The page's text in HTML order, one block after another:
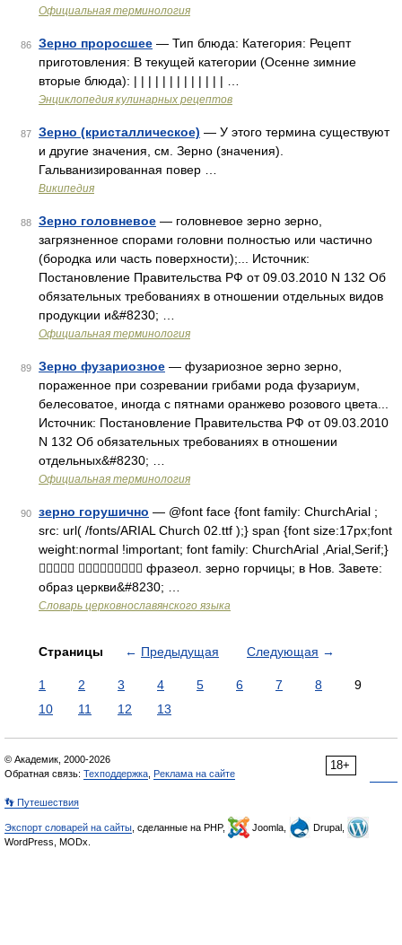
Официальная терминология
86 Зерно проросшее — Тип блюда: Категория: Рецепт
приготовления: В текущей категории (Осенне зимние
вторые блюда): | | | | | | | | | | | | | …
Энциклопедия кулинарных рецептов
87 Зерно (кристаллическое) — У этого термина существуют
и другие значения, см. Зерно (значения).
Гальванизированная повер …
Википедия
88 Зерно головневое — головневое зерно зерно,
загрязненное спорами головни полностью или частично
(бородка или часть поверхности);... Источник:
Постановление Правительства РФ от 09.03.2010 N 132 Об
обязательных требованиях в отношении отдельных видов
продукции и&#8230; …
Официальная терминология
89 Зерно фузариозное — фузариозное зерно зерно,
пораженное при созревании грибами рода фузариум,
белесоватое, иногда с пятнами оранжево розового цвета...
Источник: Постановление Правительства РФ от 09.03.2010
N 132 Об обязательных требованиях в отношении
отдельных&#8230; …
Официальная терминология
90 зерно горушично — @font face {font family: ChurchArial ;
src: url( /fonts/ARIAL Church 02.ttf );} span {font size:17px;font
weight:normal !important; font family: ChurchArial ,Arial,Serif;}
  фразеол. зерно горчицы; в Нов. Завете:
образ церкви&#8230; …
Словарь церковнославянского языка
Страницы ← Предыдущая Следующая →
1 2 3 4 5 6 7 8
9
10
11 12 13
18+
© Академик, 2000-2026
Обратная связь: Техподдержка Реклама на сайте
👣 Путешествия
Экспорт словарей на сайты , сделанные на PHP, Joomla,
Drupal,
WordPress, MODx.